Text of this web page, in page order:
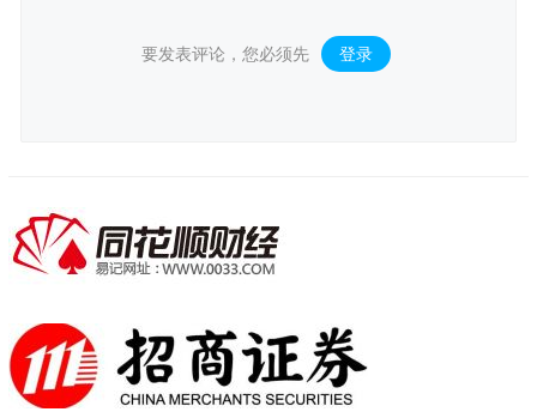
要发表评论，您必须先 登录 。